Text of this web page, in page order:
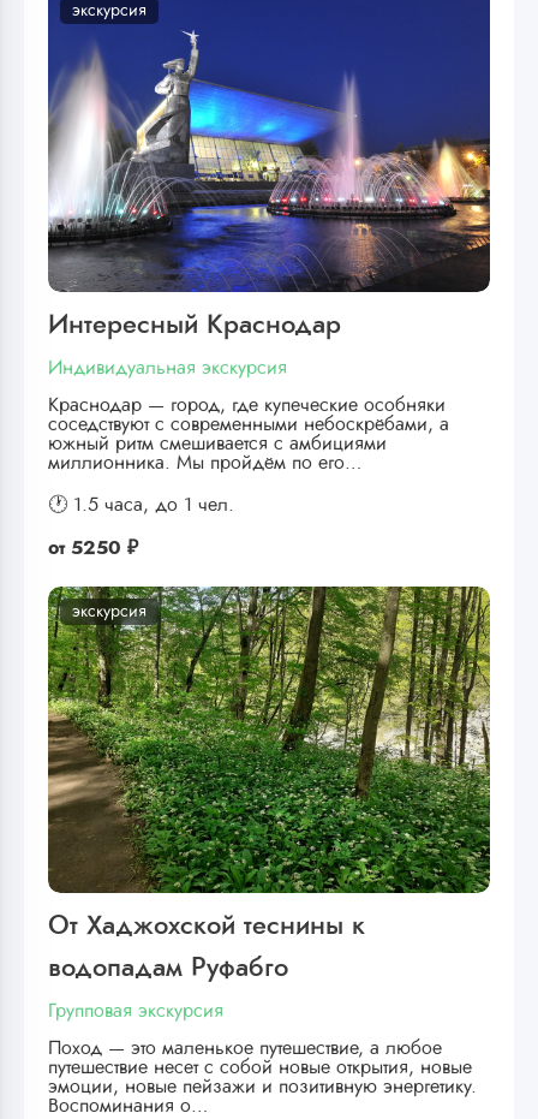
экскурсия
Интересный Краснодар
Индивидуальная экскурсия
Краснодар — город, где купеческие особняки
соседствуют с современными небоскрёбами, а
южный ритм смешивается с амбициями
миллионника. Мы пройдём по его…
🕐 1.5 часа, до 1 чел.
от 5250 ₽
экскурсия
От Хаджохской теснины к
водопадам Руфабго
Групповая экскурсия
Поход — это маленькое путешествие, а любое
путешествие несет с собой новые открытия, новые
эмоции, новые пейзажи и позитивную энергетику.
Воспоминания о…